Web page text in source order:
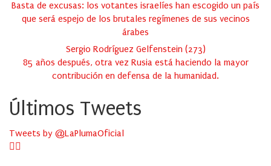
Basta de excusas: los votantes israelíes han escogido un país
que será espejo de los brutales regímenes de sus vecinos
árabes
Sergio Rodríguez Gelfenstein (273)
85 años después, otra vez Rusia está haciendo la mayor
contribución en defensa de la humanidad.
Últimos Tweets
Tweets by @LaPlumaOficial